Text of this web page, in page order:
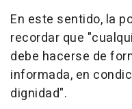
En este sentido, la
recordar que
debe hacerse de
informada, en
dignidad".